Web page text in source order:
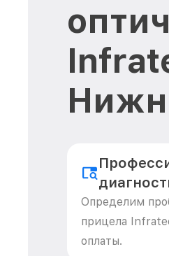
Определим
прицела
оплаты.